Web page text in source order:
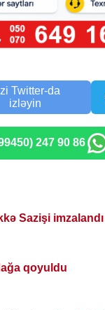
Twitter-da
izləyin
247 90 86
Sazişi imzalandı
qoyuldu